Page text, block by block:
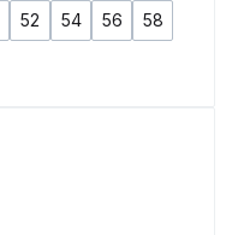
52 54 56
58